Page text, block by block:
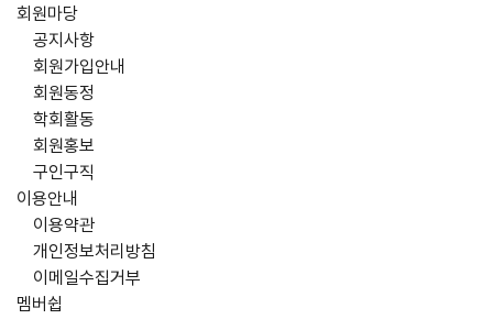
회원마당
공지사항
회원가입안내
회원동정
학회활동
회원홍보
구인구직
이용안내
이용약관
개인정보처리방침
이메일수집거부
멤버쉽